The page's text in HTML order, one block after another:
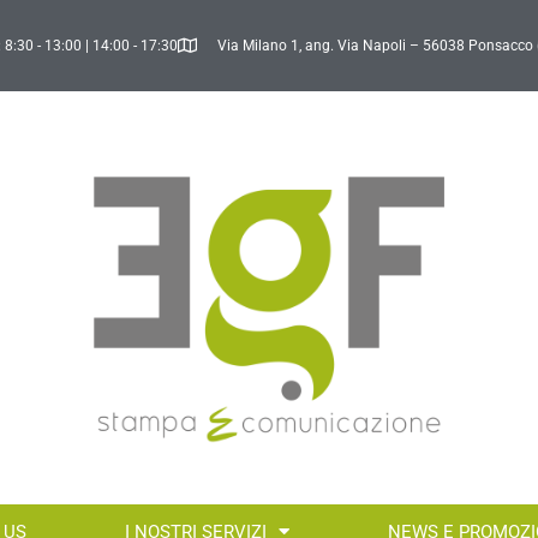
8:30 - 13:00 | 14:00 - 17:30 Via Milano 1, ang. Via Napoli – 56038 Ponsacco
I NOSTRI SERVIZI NEWS E